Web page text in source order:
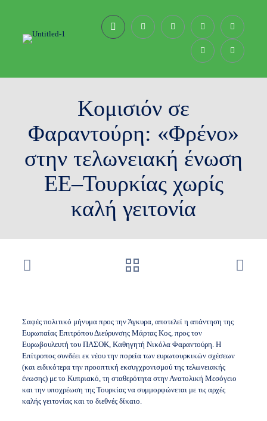
Κομισιόν σε
Φαραντούρη: «Φρένο»
στην τελωνειακή ένωση
ΕΕ–Τουρκίας χωρίς
καλή γειτονία
Σαφές πολιτικό μήνυμα προς την Άγκυρα, αποτελεί η απάντηση της
Ευρωπαίας Επιτρόπου Διεύρυνσης Μάρτας Κος, προς τον
Ευρωβουλευτή του ΠΑΣΟΚ, Καθηγητή Νικόλα Φαραντούρη. Η
Επίτροπος συνδέει εκ νέου την πορεία των ευρωτουρκικών σχέσεων
(και ειδικότερα την προοπτική εκσυγχρονισμού της τελωνειακής
ένωσης) με το Κυπριακό, τη σταθερότητα στην Ανατολική Μεσόγειο
και την υποχρέωση της Τουρκίας να συμμορφώνεται με τις αρχές
καλής γειτονίας και το διεθνές δίκαιο.